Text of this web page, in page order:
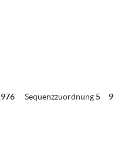
Sequenzzuordnung5 9